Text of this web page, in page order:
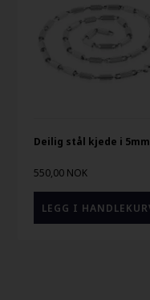
Deilig stål kjede i 5mm
550,00 NOK